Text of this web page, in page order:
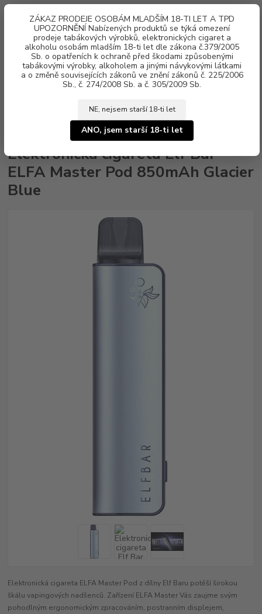
ZÁKAZ PRODEJE OSOBÁM MLADŠÍM 18-TI LET A TPD
UPOZORNĚNÍ Nabízených produktů se týká omezení
prodeje tabákových výrobků, elektronických cigaret a
alkoholu osobám mladším 18-ti let dle zákona č.379/2005
Sb. o opatřeních k ochraně před škodami způsobenými
tabákovými výrobky, alkoholem a jinými návykovými látkami
a o změně souvisejících zákonů ve znění zákonů č. 225/2006
Sb., č. 274/2008 Sb. a č. 305/2009 Sb.
NE, nejsem starší 18-ti let
ANO, jsem starší 18-ti let
Menu
za0 Kč
Master Pod 850mAh Glacier Blue
Elektronická cigareta Elf Bar
ELFA Master Pod 850mAh Glacier
Blue
Elektronická cigareta ELFA Master Pod z dílny Elf Baru potěší širokou
škálu vapingových nadšenců. Zařízení ELFA Master Vás zaujme svým
pohodlným ergonomickým zpracováním, postranním displejem,